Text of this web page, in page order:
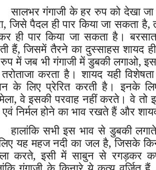
सालभर गंगाजी के हर रुप को देखा
जिसे पैदल ही पार किया जा सकता
ही पार किया जा सकता है।
हैं, जिसमें तैरने का दुस्साहस शायद
में जब भी गंगाजी में डुबकी लगाओ,
करता है। शायद यही
के लिए प्रेरित करती है। इनके
वे इसकी परवाह नहीं करते। वे तो
एवं निर्मल होने का भाव रखते हैं और
हालांकि सभी इस भाव से डुबकी
यह महज नदी का जल है, जिसके
करते, इसी में साबुन से रगड़कर